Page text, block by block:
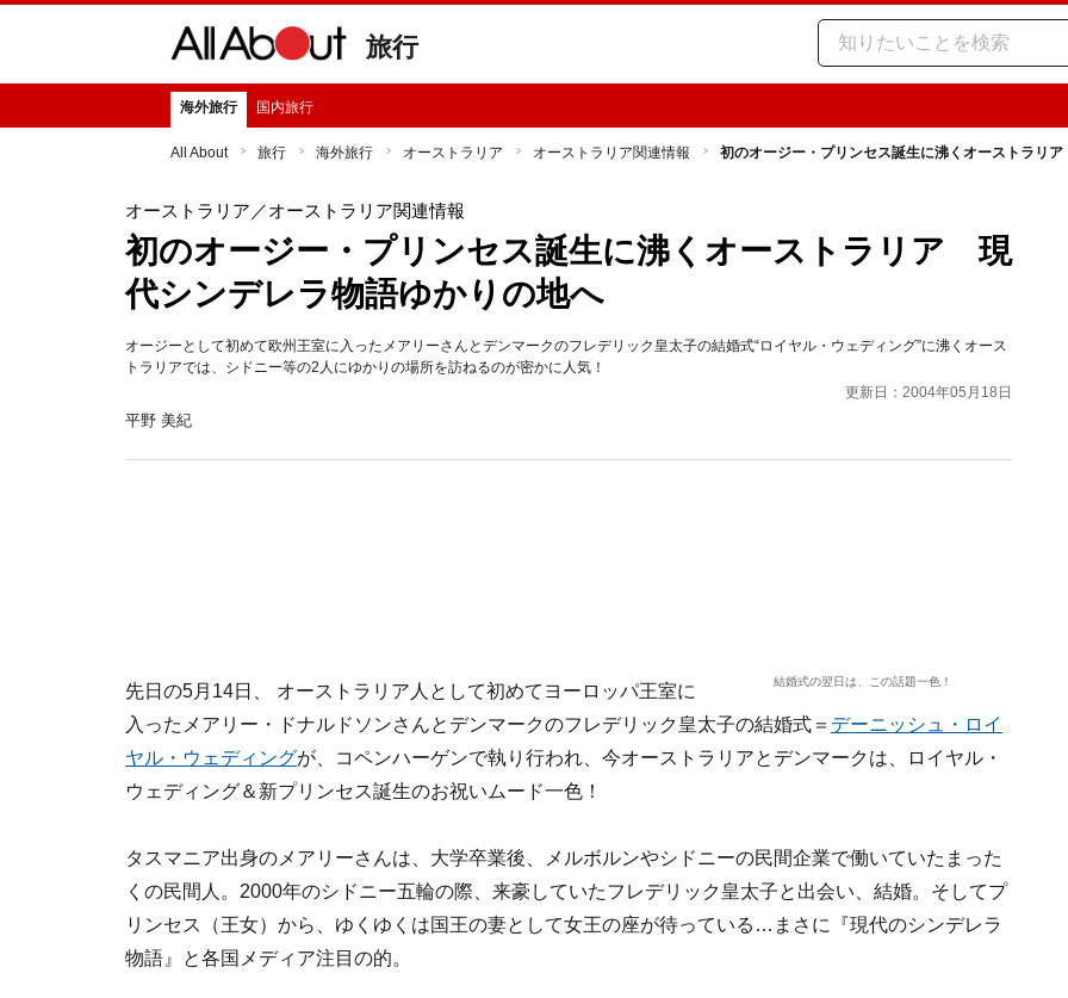
旅行
海外旅行 国内旅行
All About 旅行 海外旅行 オーストラリア オーストラリア関連情報 初のオージー・プリンセス誕生に沸くオーストラリ
オーストラリア ／オーストラリア関連情報
初のオージー・プリンセス誕生に沸くオーストラリア 現
代シンデレラ物語ゆかりの地へ
オージーとして初めて欧州王室に入ったメアリーさんとデンマークのフレデリック皇太子の結婚式“ロイヤル・ウェディング”に沸くオース
トラリアでは、シドニー等の2人にゆかりの場所を訪ねるのが密かに人気！
更新日：2004年05月18日
平野 美紀
結婚式の翌日は、この話題一色！
先日の5月14日、 オーストラリア人として初めてヨーロッパ王室に
入ったメアリー・ドナルドソンさんとデンマークのフレデリック皇太子の結婚式＝ デーニッシュ・ロイ
ヤル・ウェディングが、コペンハーゲンで執り行われ、今オーストラリアとデンマークは、ロイヤル・
ウェディング＆新プリンセス誕生のお祝いムード一色！
タスマニア出身のメアリーさんは、大学卒業後、メルボルンやシドニーの民間企業で働いていたまった
くの民間人。2000年のシドニー五輪の際、来豪していたフレデリック皇太子と出会い、結婚。そしてプ
リンセス（王女）から、ゆくゆくは国王の妻として女王の座が待っている…まさに『現代のシンデレラ
物語』と各国メディア注目の的。